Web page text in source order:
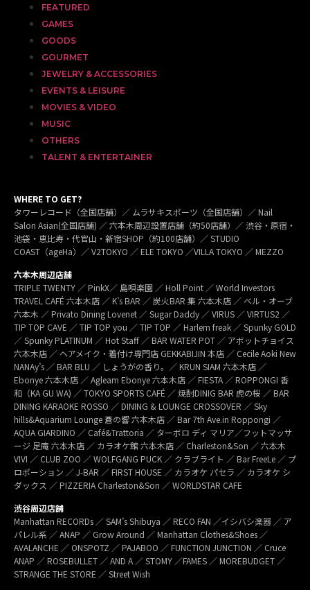
FEATURED
GAMES
GOODS
GOURMET
JEWELRY & ACCESSORIES
EVENTS & LEISURE
MOVIES & VIDEO
MUSIC
OTHERS
TALENT & ENTERTAINER
WHERE TO GET?
タワーレコード（全国店舗）／ ムラサキスポーツ（全国店舗）／ Nail
Salon Asian(全国店舗) ／ 六本木周辺設置店舗（約50店舗）／ 渋谷・原宿・
池袋・恵比寿・代官山・新宿SHOP（約100店舗）／ STUDIO
COAST（ageHa）／ V2TOKYO ／ ELE TOKYO ／VILLA TOKYO ／ MEZZO
六本木周辺店舗
TRIPLE TWENTY ／ PinkX／ 島唄楽園 ／ Holl Point ／ World Investors
TRAVEL CAFÉ 六本木店 ／ K’s BAR ／ 炭火BAR 集 六本木店 ／ ベル・オーブ
六本木 ／ Privato Dining Lovenet ／ Sugar Daddy ／ VIRUS ／ VIRTUS2 ／
TIP TOP CAVE ／ TIP TOP you ／ TIP TOP ／ Harlem freak ／ Spunky GOLD
／ Spunky PLATINUM ／ Hot Staff ／ BAR WATER POT ／ アボットチョイス
六本木店 ／ ヘアメイク・着付け専門店 GEKKABIJIN 本店 ／ Cecile Aoki New
NANAy’s ／ BAR BLU ／ しょうがの香り。／ KRUN SIAM 六本木店 ／
Ebonye 六本木店 ／ Agleam Ebonye 六本木店 ／ FIESTA ／ ROPPONGI 香
和（KA GU WA) ／ TOKYO SPORTS CAFÉ ／ 焼酎DINIG BAR 虎の桜 ／ BAR
DINING KARAOKE ROSSO ／ DINING & LOUNGE CROSSOVER ／ Sky
hills&Aquarium Lounge 蒼の響 六本木店 ／ Bar 7th Ave.in Roppongi ／
AQUA GIARDINO ／ Café&Trattoria ／ ターボロ ディ マリア／フットマッサ
ージ 足庵 六本木店 ／ カラオケ館 六本木店 ／ Charleston&Son ／ 六本木
VIVI ／ CLUB ZOO ／ WOLFGANG PUCK ／ クラブライト ／ Bar FreeLe ／ プ
ロポーション ／ J-BAR ／ FIRST HOUSE ／ カラオケ パセラ ／ カラオケ シ
ダックス ／ PIZZERIA Charleston&Son ／ WORLDSTAR CAFE
渋谷周辺店舗
Manhattan RECORDs ／ SAM’s Shibuya ／ RECO FAN ／イシバシ楽器 ／ ア
パレル系 ／ ANAP ／ Grow Around ／ Manhattan Clothes&Shoes ／
AVALANCHE ／ ONSPOTZ ／ PAJABOO ／ FUNCTION JUNCTION ／ Cruce
ANAP ／ ROSEBULLET ／ AND A ／ STOMY ／FAMES ／ MOREBUDGET ／
STRANGE THE STORE ／ Street Wish